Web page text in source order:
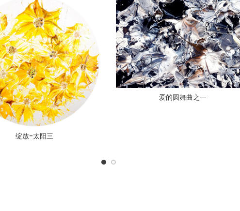
绽放-太阳三
爱的圆舞曲之一